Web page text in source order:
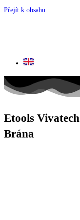
Přejít k obsahu
Etools Vivatech
Brána